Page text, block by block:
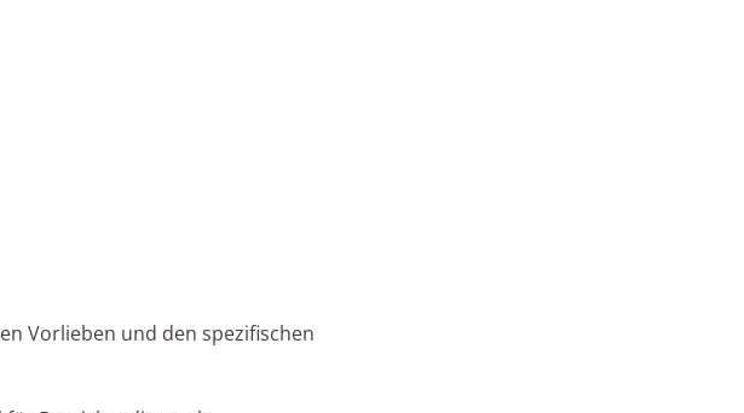
Vorlieben und den spezifischen